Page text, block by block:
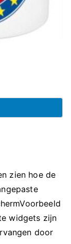
zien hoe de
widgets zijn
door